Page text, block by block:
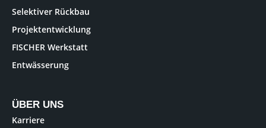
Selektiver Rückbau
Projektentwicklung
FISCHER Werkstatt
Entwässerung
ÜBER UNS
Karriere